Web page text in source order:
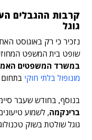
קרבות ההגבלים
גוגל
נזכיר כי רק באוגוסט
שופט בית המשפט
במשרד המשפטים
מונופול בלתי חוקי בתחום
בנוסף, בחודש שעבר
ברינקמה, לשמוע
גוגל שולטת בשוק